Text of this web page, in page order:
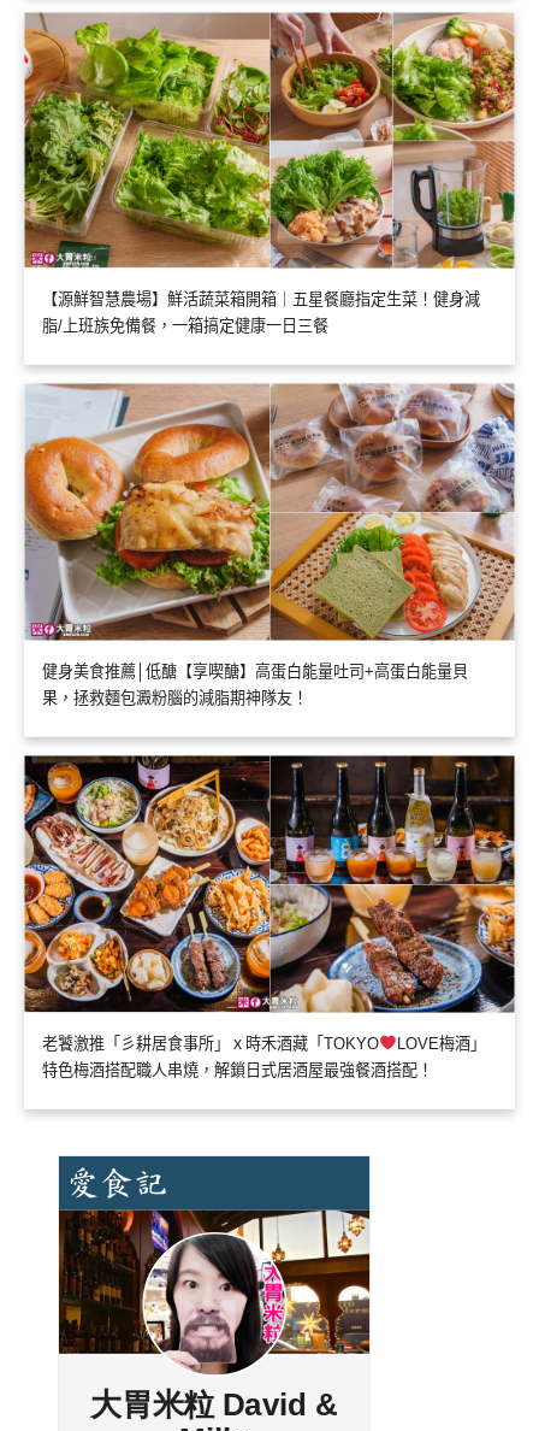
【源鮮智慧農場】鮮活蔬菜箱開箱｜五星餐廳指定生菜！健身減
脂/上班族免備餐，一箱搞定健康一日三餐
健身美食推薦│低醣【享喫醣】高蛋白能量吐司+高蛋白能量貝
果，拯救麵包澱粉腦的減脂期神隊友！
老饕激推「彡耕居食事所」ｘ時禾酒藏「TOKYO
LOVE梅酒」
特色梅酒搭配職人串燒，解鎖日式居酒屋最強餐酒搭配！